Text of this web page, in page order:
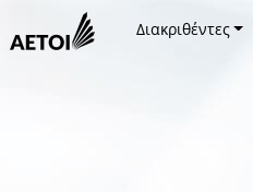
Διακριθέντες